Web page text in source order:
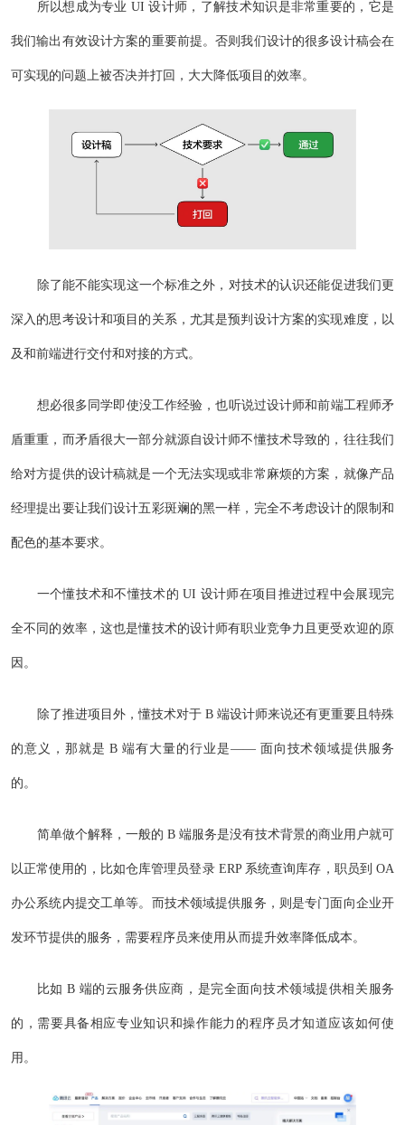
所以想成为专业 UI 设计师，了解技术知识是非常重要的，它是
我们输出有效设计方案的重要前提。否则我们设计的很多设计稿会在
可实现的问题上被否决并打回，大大降低项目的效率。
除了能不能实现这一个标准之外，对技术的认识还能促进我们更
深入的思考设计和项目的关系，尤其是预判设计方案的实现难度，以
及和前端进行交付和对接的方式。
想必很多同学即使没工作经验，也听说过设计师和前端工程师矛
盾重重，而矛盾很大一部分就源自设计师不懂技术导致的，往往我们
给对方提供的设计稿就是一个无法实现或非常麻烦的方案，就像产品
经理提出要让我们设计五彩斑斓的黑一样，完全不考虑设计的限制和
配色的基本要求。
一个懂技术和不懂技术的 UI 设计师在项目推进过程中会展现完
全不同的效率，这也是懂技术的设计师有职业竞争力且更受欢迎的原
因。
除了推进项目外，懂技术对于 B 端设计师来说还有更重要且特殊
的意义，那就是 B 端有大量的行业是—— 面向技术领域提供服务
的。
简单做个解释，一般的 B 端服务是没有技术背景的商业用户就可
以正常使用的，比如仓库管理员登录 ERP 系统查询库存，职员到 OA
办公系统内提交工单等。而技术领域提供服务，则是专门面向企业开
发环节提供的服务，需要程序员来使用从而提升效率降低成本。
比如 B 端的云服务供应商，是完全面向技术领域提供相关服务
的，需要具备相应专业知识和操作能力的程序员才知道应该如何使
用。